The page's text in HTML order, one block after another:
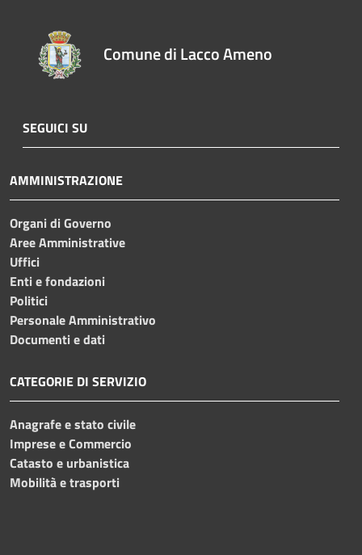
Comune di Lacco Ameno
SEGUICI SU
AMMINISTRAZIONE
Organi di Governo
Aree Amministrative
Uffici
Enti e fondazioni
Politici
Personale Amministrativo
Documenti e dati
CATEGORIE DI SERVIZIO
Anagrafe e stato civile
Imprese e Commercio
Catasto e urbanistica
Mobilità e trasporti